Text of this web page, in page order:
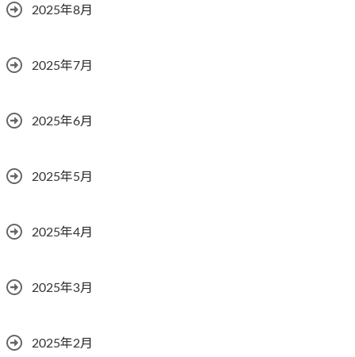
2025年8月
2025年7月
2025年6月
2025年5月
2025年4月
2025年3月
2025年2月